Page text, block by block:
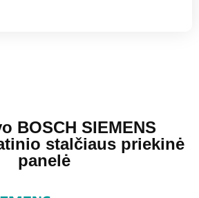
BOSCH SIEMENS
stalčiaus priekinė
panelė